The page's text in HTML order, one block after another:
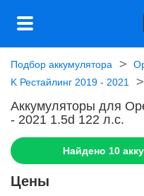
Подбор аккумулятора
K Рестайлинг 2019 - 2021
Аккумуляторы для
- 2021 1.5d 122 л.c.
Найдено 10
Цены